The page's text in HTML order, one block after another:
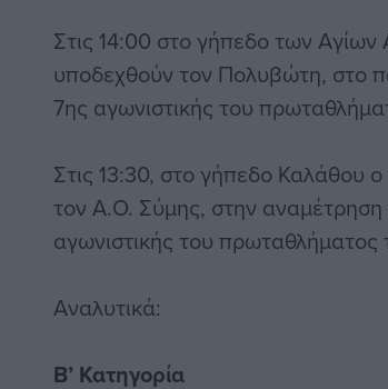
Στις 14:00 στο γήπεδο των
υποδεχθούν τον Πολυβώτη, στο
7ης αγωνιστικής του
Στις 13:30, στο γήπεδο Καλάθου ο
τον Α.Ο. Σύμης, στην
αγωνιστικής του πρωταθλήματος
Αναλυτικά:
Β’ Κατηγορία